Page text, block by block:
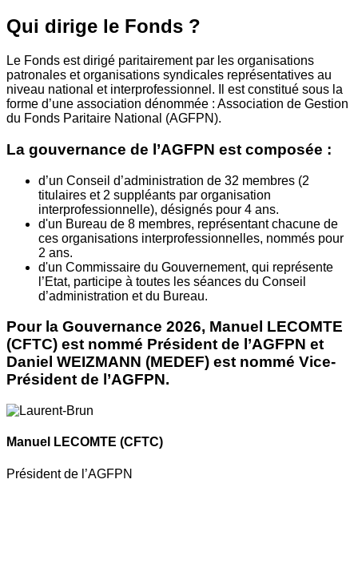
Qui dirige le Fonds ?
Le Fonds est dirigé paritairement par les organisations
patronales et organisations syndicales représentatives au
niveau national et interprofessionnel. Il est constitué sous la
forme d’une association dénommée : Association de Gestion
du Fonds Paritaire National (AGFPN).
La gouvernance de l’AGFPN est composée :
d’un Conseil d’administration de 32 membres (2
titulaires et 2 suppléants par organisation
interprofessionnelle), désignés pour 4 ans.
d'un Bureau de 8 membres, représentant chacune de
ces organisations interprofessionnelles, nommés pour
2 ans.
d'un Commissaire du Gouvernement, qui représente
l’Etat, participe à toutes les séances du Conseil
d’administration et du Bureau.
Pour la Gouvernance 2026, Manuel LECOMTE
(CFTC) est nommé Président de l’AGFPN et
Daniel WEIZMANN (MEDEF) est nommé Vice-
Président de l’AGFPN.
Manuel LECOMTE (CFTC)
Président de l’AGFPN